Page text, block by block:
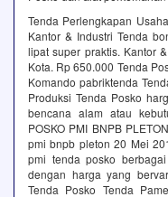
Tenda Perlengkapan
Kantor & Industri Tenda
lipat super praktis. Kantor
Kota. Rp 650.000 Tenda
Komando pabriktenda
Produksi Tenda Posko
bencana alam atau
POSKO PMI BNPB
pmi bnpb pleton 20 Mei
pmi tenda posko
dengan harga yang
Tenda Posko Tenda